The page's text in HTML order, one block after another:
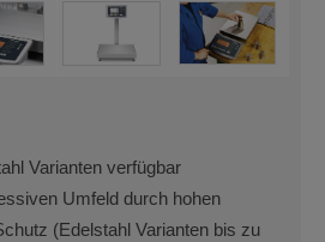
Varianten verfügbar
Umfeld durch hohen
(Edelstahl Varianten bis zu